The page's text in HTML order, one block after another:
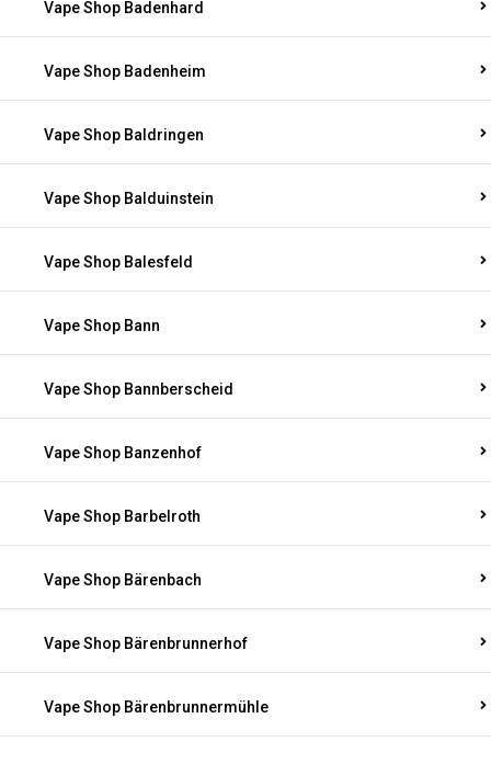
Vape Shop Badenhard
Vape Shop Badenheim
Vape Shop Baldringen
Vape Shop Balduinstein
Vape Shop Balesfeld
Vape Shop Bann
Vape Shop Bannberscheid
Vape Shop Banzenhof
Vape Shop Barbelroth
Vape Shop Bärenbach
Vape Shop Bärenbrunnerhof
Vape Shop Bärenbrunnermühle